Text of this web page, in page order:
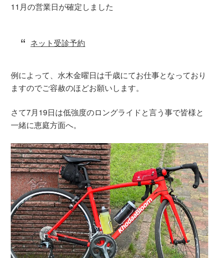
11月の営業日が確定しました
ネット受診予約
例によって、水木金曜日は千歳にてお仕事となっており
ますのでご容赦のほどお願いします。
さて7月19日は低強度のロングライドと言う事で皆様と
一緒に恵庭方面へ。